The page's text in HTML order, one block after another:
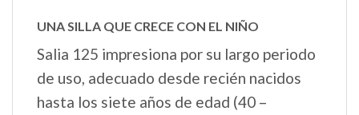
UNA SILLA QUE CRECE CON EL NIÑO
Salia 125 impresiona por su largo periodo
de uso, adecuado desde recién nacidos
hasta los siete años de edad (40 –